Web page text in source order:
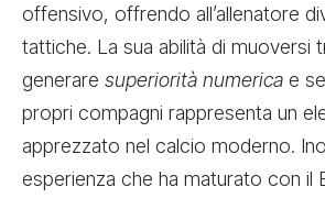
offensivo, offrendo all’allenatore
tattiche. La sua abilità di muoversi
generare superiorità numerica e
propri compagni rappresenta un
apprezzato nel calcio moderno.
esperienza che ha maturato con il